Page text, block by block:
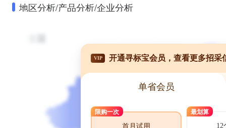
地区分析/产品分析/企业分析
VIP 开通寻标宝会员，查看更多招采
单省会员
限购一次
首月试用
最划算
12